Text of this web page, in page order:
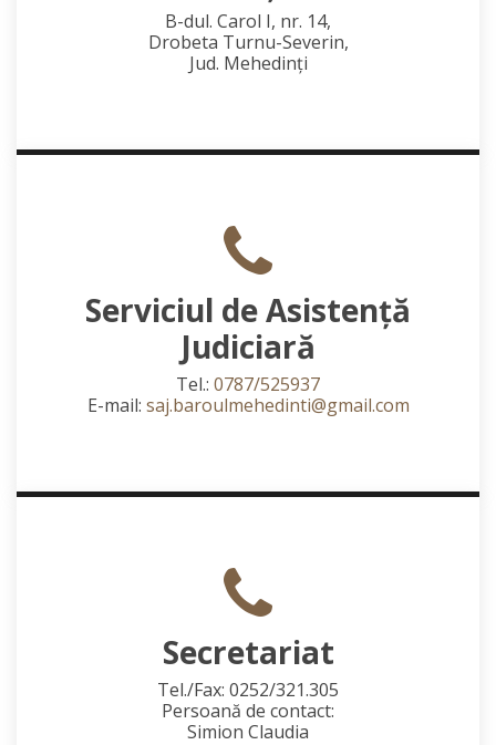
B-dul. Carol I, nr. 14,
Drobeta Turnu-Severin,
Jud. Mehedinţi
Serviciul de Asistență
Judiciară
Tel.: 0787/525937
E-mail: saj.baroulmehedinti@gmail.com
Secretariat
Tel./Fax: 0252/321.305
Persoană de contact:
Simion Claudia